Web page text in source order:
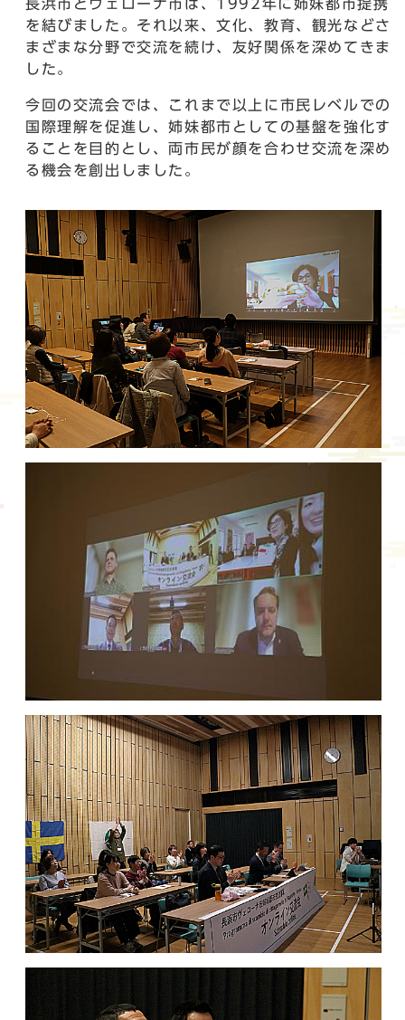
長浜市とヴェローナ市は、1992年に姉妹都市提携
を結びました。それ以来、文化、教育、観光などさ
まざまな分野で交流を続け、友好関係を深めてきま
した。
今回の交流会では、これまで以上に市民レベルでの
国際理解を促進し、姉妹都市としての基盤を強化す
ることを目的とし、両市民が顔を合わせ交流を深め
る機会を創出しました。